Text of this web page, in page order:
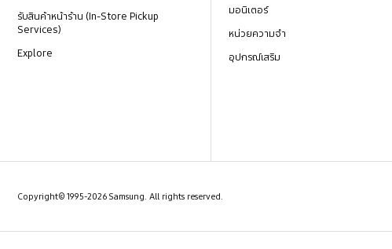
รับสินค้าหน้าร้าน (In-Store Pickup
Services)
Explore
มอนิเตอร์
หน่วยความจำ
อุปกรณ์เสริม
Copyright© 1995-2026 Samsung. All rights reserved.